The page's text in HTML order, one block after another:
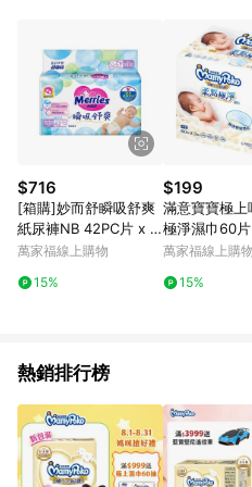
提供簡單、快速、輕鬆的購物流程
話題性或期間限定商品來滿足您的喜
$716
[箱購]妙而舒瞬吸舒爽
紙尿褲NB 42PC片 x 4
PC包
萬家福線上購物
15%
$199
滿意寶寶極上
極淨濕巾60片
萬家福線上購物
15%
熱銷排行榜